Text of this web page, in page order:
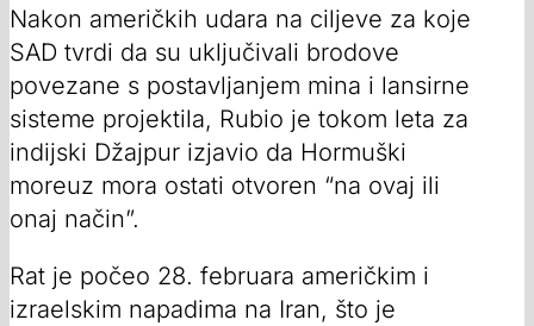
Nakon američkih udara na ciljeve za koje
SAD tvrdi da su uključivali brodove
povezane s postavljanjem mina i lansirne
sisteme projektila, Rubio je tokom leta za
indijski Džajpur izjavio da Hormuški
moreuz mora ostati otvoren “na ovaj ili
onaj način”.
Rat je počeo 28. februara američkim i
izraelskim napadima na Iran, što je